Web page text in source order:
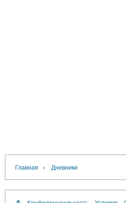
Главная › Дневники